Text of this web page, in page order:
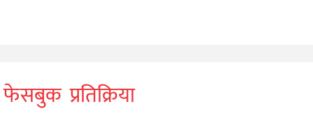
फेसबुक प्रतिक्रिया